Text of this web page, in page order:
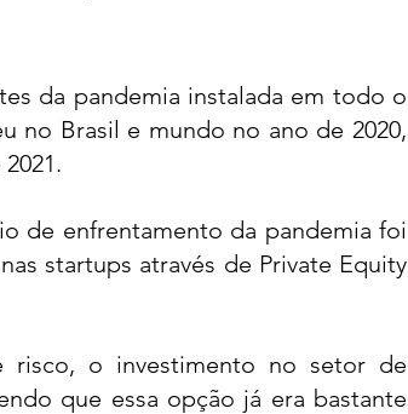
da pandemia instalada em todo o
no Brasil e mundo no ano de 2020,
de enfrentamento da pandemia foi
startups através de Private Equity
risco, o investimento no setor de
que essa opção já era bastante